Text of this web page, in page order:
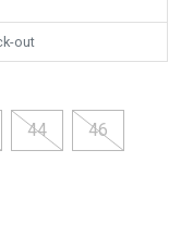
out
44 46